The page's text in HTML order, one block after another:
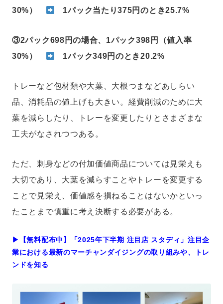
30%）
1パック当たり375円のとき25.7%
③2パック698円の場合、1パック398円（値入率
30%）
1パック349円のとき20.2%
トレーなど包材類や大葉、大根つまなどあしらい
品、消耗品の値上げも大きい。経費削減のために大
葉を減らしたり、トレーを変更したりとさまざまな
工夫がなされつつある。
ただ、刺身などの付加価値商品については見栄えも
大切であり、大葉を減らすことやトレーを変更する
ことで見栄え、価値感を損ねることはないかといっ
たことまで慎重に考え決断する必要がある。
▶︎【無料配布中】「2025年下半期 注目店 スタディ」注目企
業における最新のマーチャンダイジングの取り組みや、トレ
ンドを知る